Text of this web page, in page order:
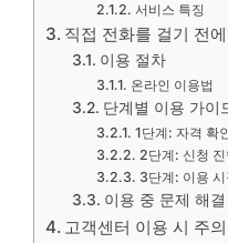
서비스 특징
직접 전화를 걸기 전
이용 절차
온라인 이용법
단계별 이용 가이
1단계: 자격 확
2단계: 신청 진
3단계: 이용 시
이용 중 문제 해결
고객센터 이용 시 주